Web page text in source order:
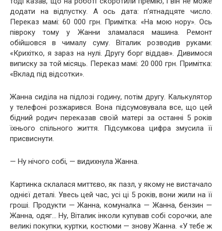
додати на відпустку. А ось дата: п’ятнадцяте число.
Переказ мамі: 60 000 грн. Примітка: «На мою нору». Ось
півроку тому у Жанни зламалася машина. Ремонт
обійшовся в чималу суму. Віталик розводив руками:
«Крихітко, я зараз на нулі. Другу борг віддав». Дивимося
виписку за той місяць. Переказ мамі: 20 000 грн. Примітка:
«Вклад під відсотки».
Жанна сиділа на підлозі годину, потім другу. Калькулятор
у телефоні розжарився. Вона підсумовувала все, що цей
бідний родич переказав своїй матері за останні 5 років
їхнього спільного життя. Підсумкова цифра змусила її
присвиснути.
— Ну нічого собі, — видихнула Жанна.
Картинка склалася миттєво, як пазл, у якому не вистачало
однієї деталі. Увесь цей час, усі ці 5 років, вони жили на її
гроші. Продукти — Жанна, комуналка — Жанна, бензин —
Жанна, одяг… Ну, Віталик інколи купував собі сорочки, але
великі покупки, куртки, костюми — знову Жанна. «У тебе ж